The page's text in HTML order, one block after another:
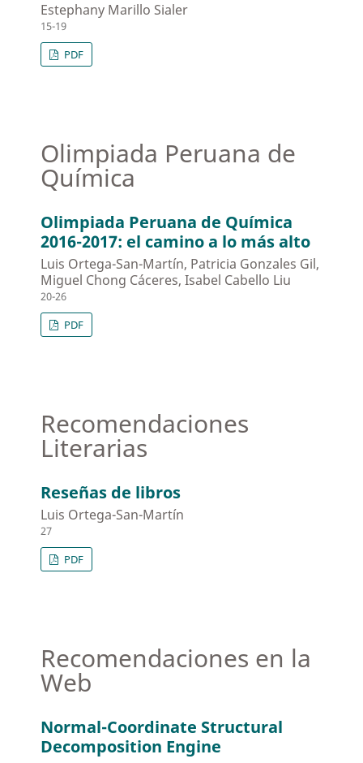
Estephany Marillo Sialer
15-19
PDF
Olimpiada Peruana de
Química
Olimpiada Peruana de Química
2016-2017: el camino a lo más alto
Luis Ortega-San-Martín, Patricia Gonzales Gil,
Miguel Chong Cáceres, Isabel Cabello Liu
20-26
PDF
Recomendaciones
Literarias
Reseñas de libros
Luis Ortega-San-Martín
27
PDF
Recomendaciones en la
Web
Normal-Coordinate Structural
Decomposition Engine